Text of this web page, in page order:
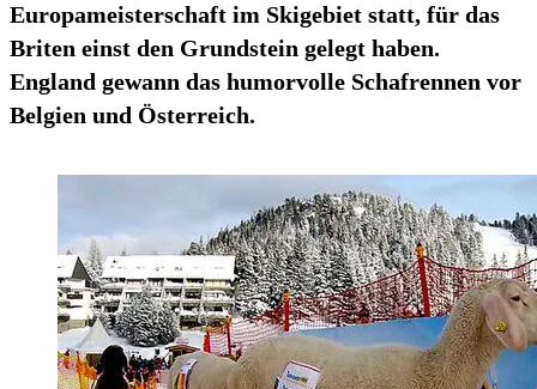
Europameisterschaft im Skigebiet statt, für das
Briten einst den Grundstein gelegt haben.
England gewann das humorvolle Schafrennen vor
Belgien und Österreich.